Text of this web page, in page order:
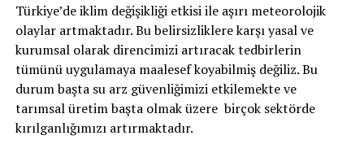
Türkiye’de iklim değişikliği etkisi ile aşırı meteorolojik
olaylar artmaktadır. Bu belirsizliklere karşı yasal ve
kurumsal olarak direncimizi artıracak tedbirlerin
tümünü uygulamaya maalesef koyabilmiş değiliz. Bu
durum başta su arz güvenliğimizi etkilemekte ve
tarımsal üretim başta olmak üzere birçok sektörde
kırılganlığımızı artırmaktadır.